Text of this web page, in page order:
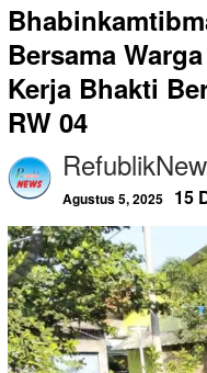
Bersama
Kerja Bhakti
RW 04
Agustus 5, 2025 15